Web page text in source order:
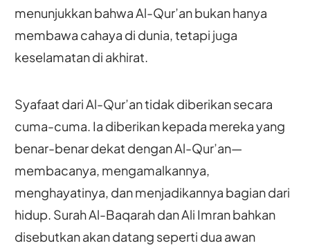
menunjukkan bahwa Al-Qur’an bukan hanya
membawa cahaya di dunia, tetapi juga
keselamatan di akhirat.
Syafaat dari Al-Qur’an tidak diberikan secara
cuma-cuma. Ia diberikan kepada mereka yang
benar-benar dekat dengan Al-Qur’an—
membacanya, mengamalkannya,
menghayatinya, dan menjadikannya bagian dari
hidup. Surah Al-Baqarah dan Ali Imran bahkan
disebutkan akan datang seperti dua awan